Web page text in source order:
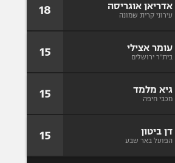
אדריאן אוגריסה
עירוני קרית שמונה 18
עומר אצילי
בית"ר ירושלים 15
גיא מלמד
מכבי חיפה 15
דן ביטון
הפועל באר שבע 15